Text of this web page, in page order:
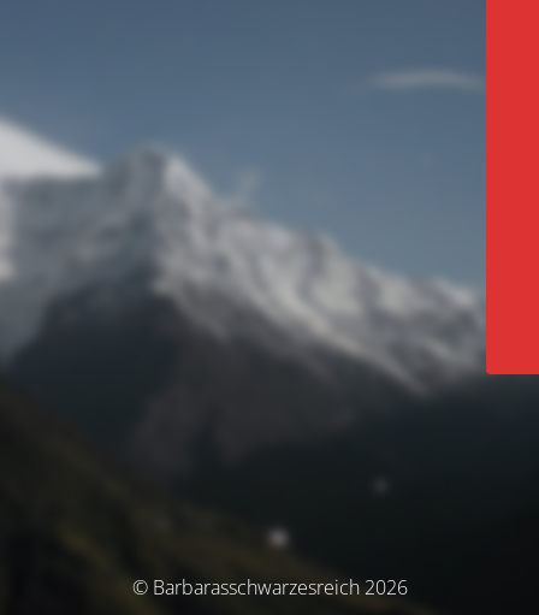
© Barbarasschwarzesreich 2026